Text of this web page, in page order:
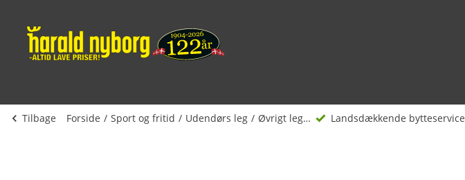
Tilbage Forside Sport og fritid Udendørs leg Øvrigt legetøj Landsdækkende bytteservice